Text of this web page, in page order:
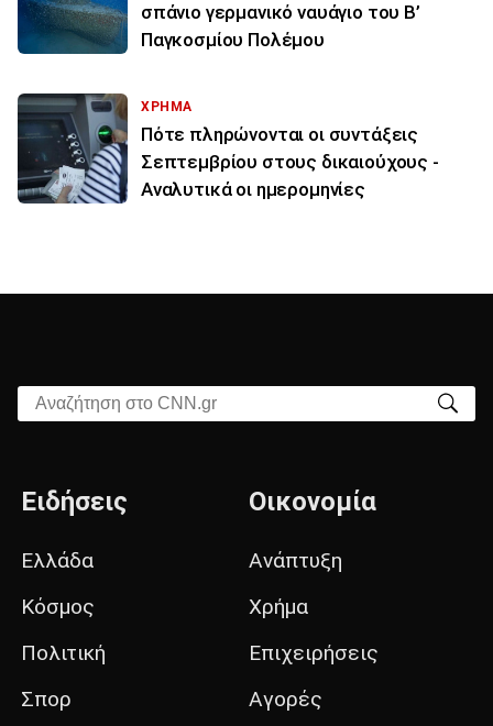
σπάνιο γερμανικό ναυάγιο του Β’
Παγκοσμίου Πολέμου
ΧΡΗΜΑ
Πότε πληρώνονται οι συντάξεις
Σεπτεμβρίου στους δικαιούχους -
Αναλυτικά οι ημερομηνίες
Αναζήτηση στο CNN.gr
Ειδήσεις
Ελλάδα
Κόσμος
Πολιτική
Σπορ
Οικονομία
Ανάπτυξη
Χρήμα
Επιχειρήσεις
Αγορές